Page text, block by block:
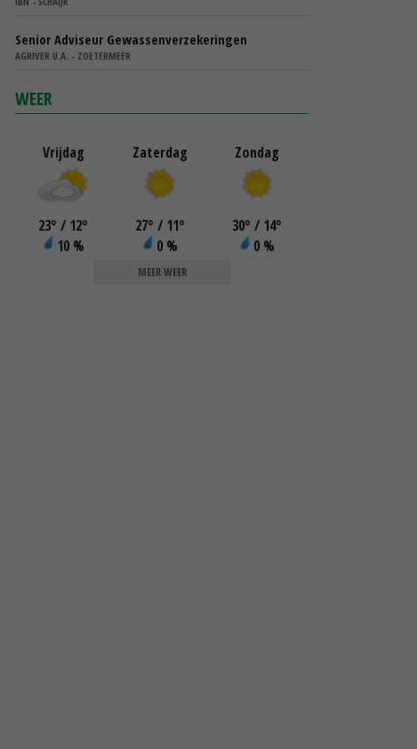
Senior Adviseur Gewassenverzekeringen
AGRIVER U.A. - ZOETERMEER
WEER
Vrijdag
23° / 12°
10 %
Zaterdag
27° / 11°
0 %
Zondag
30° / 14°
0 %
MEER WEER